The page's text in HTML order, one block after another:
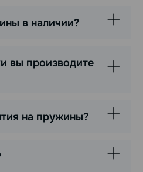
в наличии?
вы производите
на пружины?